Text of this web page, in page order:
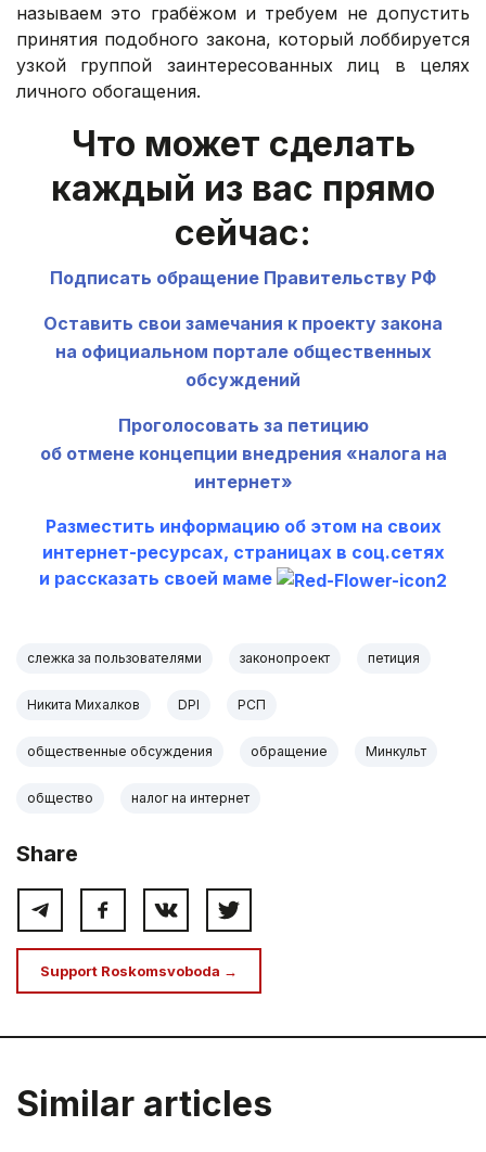
называем это грабёжом и требуем не допустить
принятия подобного закона, который лоббируется
узкой группой заинтересованных лиц в целях
личного обогащения.
Что может сделать
каждый из вас прямо
сейчас:
Подписать обращение Правительству РФ
Оставить свои замечания к проекту закона
на официальном портале общественных
обсуждений
Проголосовать за петицию
об отмене концепции внедрения «налога на
интернет»
Разместить информацию об этом на своих
интернет-ресурсах, страницах в соц.сетях
и рассказать своей маме
слежка за пользователями законопроект петиция
Никита Михалков DPI РСП
общественные обсуждения обращение Минкульт
общество налог на интернет
Share
Support Roskomsvoboda →
Similar articles